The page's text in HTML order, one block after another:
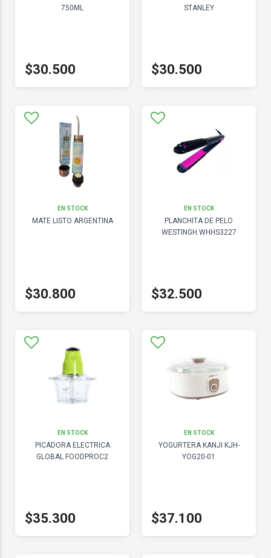
750ML
$30.500
STANLEY
$30.500
EN STOCK
MATE LISTO ARGENTINA
$30.800
EN STOCK
PLANCHITA DE PELO
WESTINGH.WHHS3227
$32.500
EN STOCK
PICADORA ELECTRICA
GLOBAL FOODPROC2
$35.300
EN STOCK
YOGURTERA KANJI KJH-
YOG20-01
$37.100